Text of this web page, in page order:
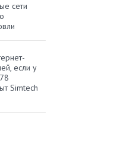
сети
если у
Simtech